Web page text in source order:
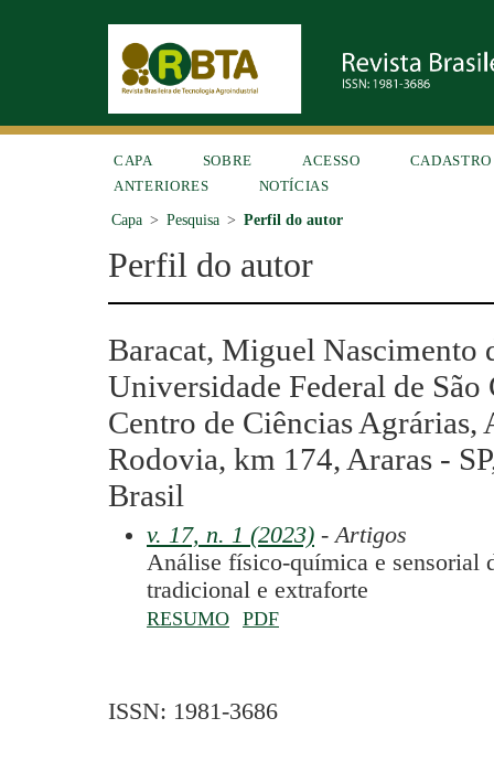
CAPA SOBRE ACESSO
CADASTRO
ANTERIORES
NOTÍCIAS
Capa > Pesquisa > Perfil do autor
Perfil do autor
Baracat, Miguel Nascimento
Universidade Federal de
Centro de Ciências Agrárias,
Rodovia, km 174, Araras -
Brasil
v. 17, n. 1 (2023) - Artigos
Análise físico-química e sensorial
tradicional e extraforte
RESUMO PDF
ISSN: 1981-3686